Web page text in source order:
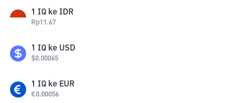
1 IQ ke IDR
Rp11.67
1 IQ ke USD
$0.00065
1 IQ ke EUR
€0.00056